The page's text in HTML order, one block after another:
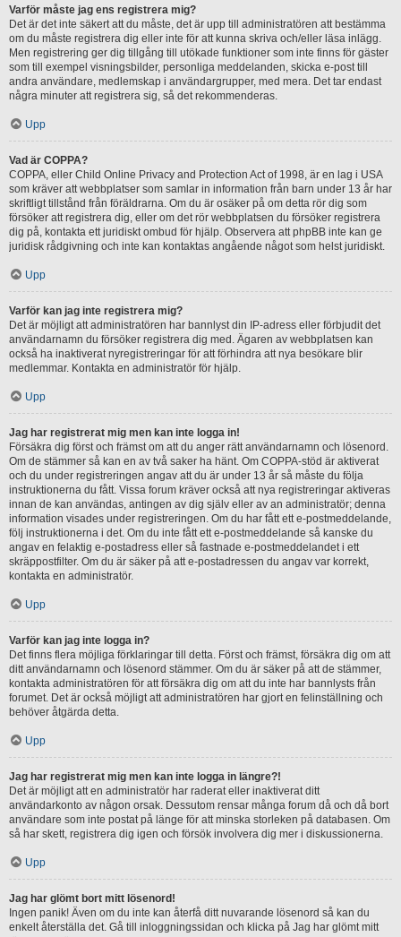
Varför måste jag ens registrera mig?
Det är det inte säkert att du måste, det är upp till administratören att bestämma
om du måste registrera dig eller inte för att kunna skriva och/eller läsa inlägg.
Men registrering ger dig tillgång till utökade funktioner som inte finns för gäster
som till exempel visningsbilder, personliga meddelanden, skicka e-post till
andra användare, medlemskap i användargrupper, med mera. Det tar endast
några minuter att registrera sig, så det rekommenderas.
Upp
Vad är COPPA?
COPPA, eller Child Online Privacy and Protection Act of 1998, är en lag i USA
som kräver att webbplatser som samlar in information från barn under 13 år har
skriftligt tillstånd från föräldrarna. Om du är osäker på om detta rör dig som
försöker att registrera dig, eller om det rör webbplatsen du försöker registrera
dig på, kontakta ett juridiskt ombud för hjälp. Observera att phpBB inte kan ge
juridisk rådgivning och inte kan kontaktas angående något som helst juridiskt.
Upp
Varför kan jag inte registrera mig?
Det är möjligt att administratören har bannlyst din IP-adress eller förbjudit det
användarnamn du försöker registrera dig med. Ägaren av webbplatsen kan
också ha inaktiverat nyregistreringar för att förhindra att nya besökare blir
medlemmar. Kontakta en administratör för hjälp.
Upp
Jag har registrerat mig men kan inte logga in!
Försäkra dig först och främst om att du anger rätt användarnamn och lösenord.
Om de stämmer så kan en av två saker ha hänt. Om COPPA-stöd är aktiverat
och du under registreringen angav att du är under 13 år så måste du följa
instruktionerna du fått. Vissa forum kräver också att nya registreringar aktiveras
innan de kan användas, antingen av dig själv eller av an administratör; denna
information visades under registreringen. Om du har fått ett e-postmeddelande,
följ instruktionerna i det. Om du inte fått ett e-postmeddelande så kanske du
angav en felaktig e-postadress eller så fastnade e-postmeddelandet i ett
skräppostfilter. Om du är säker på att e-postadressen du angav var korrekt,
kontakta en administratör.
Upp
Varför kan jag inte logga in?
Det finns flera möjliga förklaringar till detta. Först och främst, försäkra dig om att
ditt användarnamn och lösenord stämmer. Om du är säker på att de stämmer,
kontakta administratören för att försäkra dig om att du inte har bannlysts från
forumet. Det är också möjligt att administratören har gjort en felinställning och
behöver åtgärda detta.
Upp
Jag har registrerat mig men kan inte logga in längre?!
Det är möjligt att en administratör har raderat eller inaktiverat ditt
användarkonto av någon orsak. Dessutom rensar många forum då och då bort
användare som inte postat på länge för att minska storleken på databasen. Om
så har skett, registrera dig igen och försök involvera dig mer i diskussionerna.
Upp
Jag har glömt bort mitt lösenord!
Ingen panik! Även om du inte kan återfå ditt nuvarande lösenord så kan du
enkelt återställa det. Gå till inloggningssidan och klicka på Jag har glömt mitt